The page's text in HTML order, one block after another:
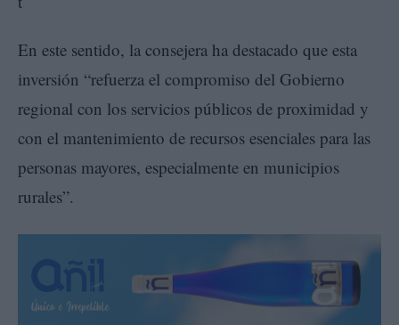
En este sentido, la consejera ha destacado que esta
inversión “refuerza el compromiso del Gobierno
regional con los servicios públicos de proximidad y
con el mantenimiento de recursos esenciales para las
personas mayores, especialmente en municipios
rurales”.